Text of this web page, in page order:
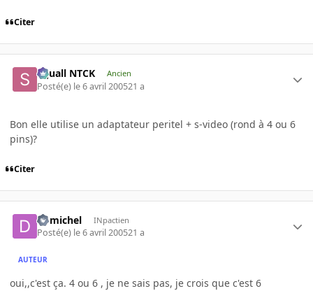
Citer
Squall NTCK Ancien
Posté(e) le 6 avril 200521 a
Bon elle utilise un adaptateur peritel + s-video (rond à 4 ou 6
pins)?
Citer
domichel INpactien
Posté(e) le 6 avril 200521 a
AUTEUR
oui,,c'est ça. 4 ou 6 , je ne sais pas, je crois que c'est 6